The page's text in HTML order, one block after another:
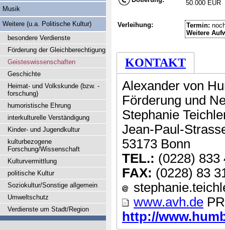
50.000 EUR
Verleihung: Termin:
Weitere
KONTAKT
Alexander von
Förderung und
Stephanie
Jean-Paul-
53173 Bonn
TEL.: (0228) 833
FAX: (0228) 83
www.avh.de
http://
Musik
Weitere (u.a. Politische Kultur)
besondere Verdienste
Förderung der Gleichberechtigung
Geisteswissenschaften
Geschichte
Heimat- und Volkskunde (bzw. -
forschung)
humoristische Ehrung
interkulturelle Verständigung
Kinder- und Jugendkultur
kulturbezogene
Forschung/Wissenschaft
Kulturvermittlung
politische Kultur
Soziokultur/Sonstige allgemein
Umweltschutz
Verdienste um Stadt/Region